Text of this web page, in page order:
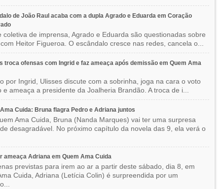
de João Raul acaba com a dupla Agrado e Eduarda em Coração
coletiva de imprensa, Agrado e Eduarda são questionadas sobre
Heitor Figueroa. O escândalo cresce nas redes, cancela o...
troca ofensas com Ingrid e faz ameaça após demissão em Quem Ama
por Ingrid, Ulisses discute com a sobrinha, joga na cara o voto
e ameaça a presidente da Joalheria Brandão. A troca de i...
Cuida: Bruna flagra Pedro e Adriana juntos
Ama Cuida, Bruna (Nanda Marques) vai ter uma surpresa
desagradável. No próximo capítulo da novela das 9, ela verá o
ameaça Adriana em Quem Ama Cuida
previstas para irem ao ar a partir deste sábado, dia 8, em
Cuida, Adriana (Letícia Colin) é surpreendida por um